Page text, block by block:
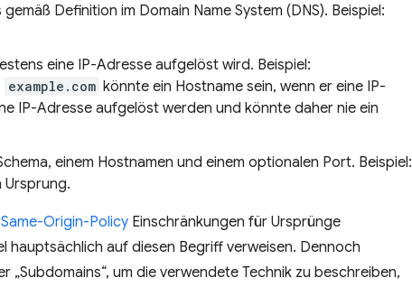
Definition im Domain Name System (DNS). Beispiel:
eine IP-Adresse aufgelöst wird. Beispiel:
example.com könnte ein Hostname sein, wenn er eine IP-
IP-Adresse aufgelöst werden und könnte daher nie ein
einem Hostnamen und einem optionalen Port. Beispiel:
Ursprung.
Same-Origin-Policy Einschränkungen für Ursprünge
hauptsächlich auf diesen Begriff verweisen. Dennoch
„Subdomains“, um die verwendete Technik zu beschreiben,